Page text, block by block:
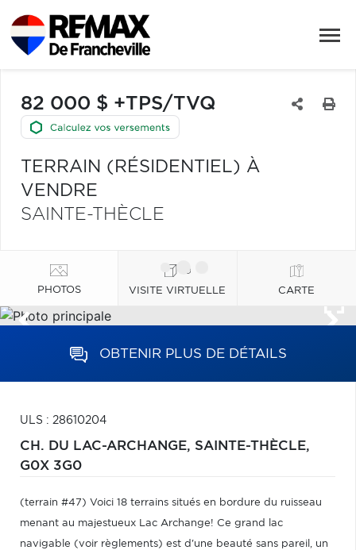
82 000 $ +TPS/TVQ
TERRAIN (RÉSIDENTIEL) À
VENDRE
SAINTE-THÈCLE
PHOTOS VISITE VIRTUELLE CARTE
OBTENIR PLUS DE DÉTAILS
ULS : 28610204
CH. DU LAC-ARCHANGE, SAINTE-THÈCLE,
G0X 3G0
(terrain #47) Voici 18 terrains situés en bordure du ruisseau
menant au majestueux Lac Archange! Ce grand lac
navigable (voir règlements) est d'une beauté sans pareil, un